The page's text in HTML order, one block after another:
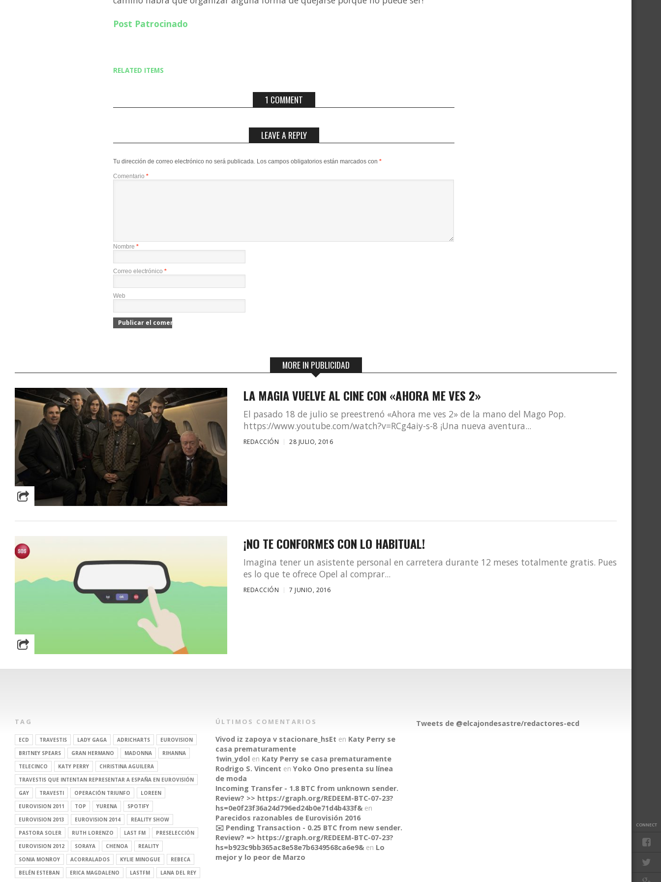
CONNECT
Post Patrocinado
RELATED ITEMS
1 COMMENT
LEAVE A REPLY
Tu dirección de correo electrónico no será publicada. Los campos obligatorios están marcados con *
Comentario *
Nombre *
Correo electrónico *
Web
MORE IN PUBLICIDAD
LA MAGIA VUELVE AL CINE CON «AHORA ME VES 2»
El pasado 18 de julio se preestrenó «Ahora me ves 2» de la mano del Mago Pop.
https://www.youtube.com/watch?v=RCg4aiy-s-8 ¡Una nueva aventura...
REDACCIÓN 28 JULIO, 2016
¡NO TE CONFORMES CON LO HABITUAL!
Imagina tener un asistente personal en carretera durante 12 meses totalmente gratis. Pues
es lo que te ofrece Opel al comprar...
REDACCIÓN 7 JUNIO, 2016
TAG
ECD TRAVESTIS LADY GAGA ADRICHARTS
EUROVISION
BRITNEY SPEARS
GRAN HERMANO MADONNA
RIHANNA
TELECINCO
KATY PERRY
CHRISTINA AGUILERA
TRAVESTIS QUE INTENTAN REPRESENTAR A ESPAÑA EN EUROVISIÓN
GAY
TRAVESTI OPERACIÓN TRIUNFO
LOREEN
EUROVISION 2011
TOP YURENA
SPOTIFY
EUROVISION 2013
EUROVISION 2014
REALITY SHOW
PASTORA SOLER
RUTH LORENZO LAST FM
PRESELECCIÓN
EUROVISION 2012
SORAYA CHENOA
REALITY
SONIA MONROY
ACORRALADOS KYLIE MINOGUE
REBECA
BELÉN ESTEBAN
ERICA MAGDALENO LASTFM LANA DEL REY
ÚLTIMOS COMENTARIOS
Vivod iz zapoya v stacionare_hsEt en Katy Perry se
casa prematuramente
1win_ydolen Katy Perry se casa prematuramente
Rodrigo S. Vincent en Yoko Ono presenta su línea
de moda
Incoming Transfer - 1.8 BTC from unknown sender.
Review? >> https://graph.org/REDEEM-BTC-07-23?
hs=0e0f23f36a24d796ed24b0e71d4b433f&en
Parecidos razonables de Eurovisión 2016
✉️ Pending Transaction - 0.25 BTC from new sender.
Review? => https://graph.org/REDEEM-BTC-07-23?
hs=b923c9bb365ac8e58e7b6349568ca6e9&en Lo
mejor y lo peor de Marzo
Tweets de @elcajondesastre/redactores-ecd